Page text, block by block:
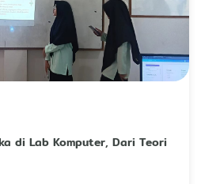
di Lab Komputer, Dari Teori